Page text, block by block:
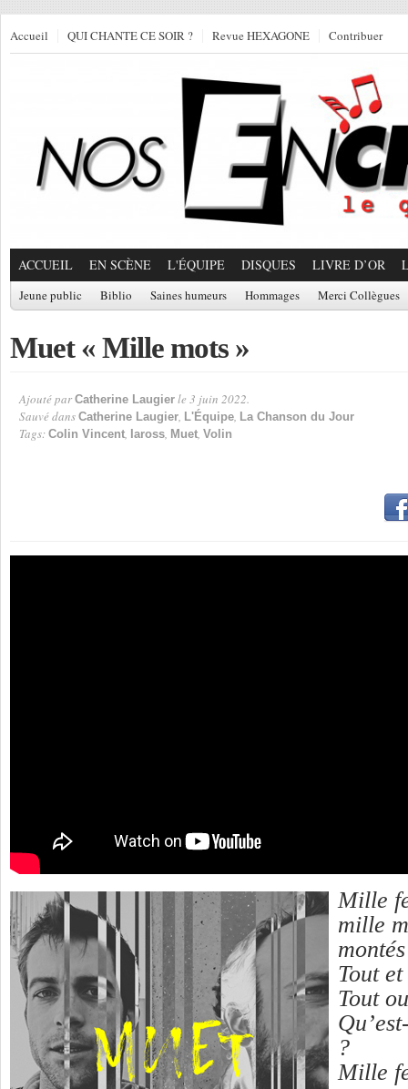
Accueil QUI CHANTE CE SOIR ? Revue HEXAGONE Contribuer
ACCUEIL EN SCÈNE L'ÉQUIPE DISQUES LIVRE D’OR
Jeune public Biblio Saines humeurs Hommages Merci Collègues
Muet « Mille mots »
Ajouté par Catherine Laugier le 3 juin 2022.
Sauvé dans Catherine Laugier, L'Équipe, La Chanson du Jour
Tags: Colin Vincent, Iaross, Muet, Volin
Mille
mille
Tout
Tout
?
Mille